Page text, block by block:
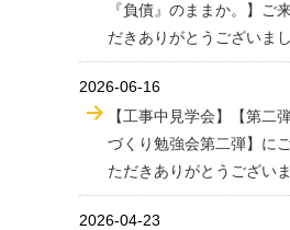
『負債』のままか。】ご
だきありがとうございまし
2026-06-16
【工事中見学会】【第二
づくり勉強会第二弾】に
ただきありがとうございま
2026-04-23